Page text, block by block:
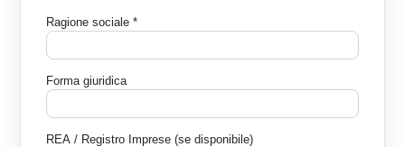
Ragione sociale *
Forma giuridica
REA / Registro Imprese (se disponibile)